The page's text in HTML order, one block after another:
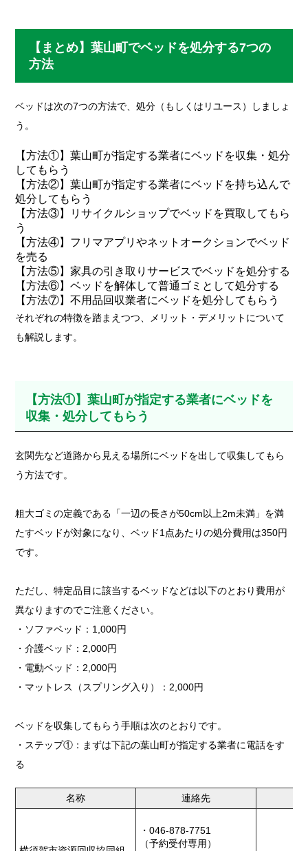
【まとめ】葉山町でベッドを処分する7つの
方法
ベッドは次の7つの方法で、処分（もしくはリユース）しましょ
う。
【方法①】葉山町が指定する業者にベッドを収集・処分
してもらう
【方法②】葉山町が指定する業者にベッドを持ち込んで
処分してもらう
【方法③】リサイクルショップでベッドを買取してもら
う
【方法④】フリマアプリやネットオークションでベッド
を売る
【方法⑤】家具の引き取りサービスでベッドを処分する
【方法⑥】ベッドを解体して普通ゴミとして処分する
【方法⑦】不用品回収業者にベッドを処分してもらう
それぞれの特徴を踏まえつつ、メリット・デメリットについて
も解説します。
【方法①】葉山町が指定する業者にベッドを
収集・処分してもらう
玄関先など道路から見える場所にベッドを出して収集してもら
う方法です。
粗大ゴミの定義である「一辺の長さが50cm以上2m未満」を満
たすベッドが対象になり、ベッド1点あたりの処分費用は350円
です。
ただし、特定品目に該当するベッドなどは以下のとおり費用が
異なりますのでご注意ください。
・ソファベッド：1,000円
・介護ベッド：2,000円
・電動ベッド：2,000円
・マットレス（スプリング入り）：2,000円
ベッドを収集してもらう手順は次のとおりです。
・ステップ①：まずは下記の葉山町が指定する業者に電話をす
る
名称 連絡先
・046-878-7751
（予約受付専用）